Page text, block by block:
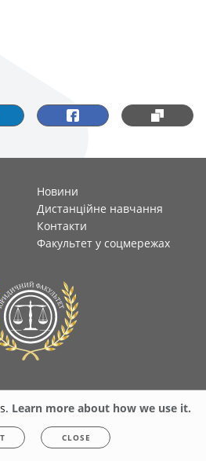
Новини
Дистанційне навчання
Контакти
Факультет у соцмережах
All rights reserved. Any unauthorized
Learn more about how we use it.
CLOSE